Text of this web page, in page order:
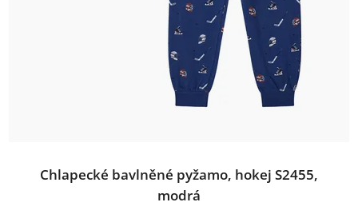
Chlapecké bavlněné pyžamo, hokej S2455,
modrá